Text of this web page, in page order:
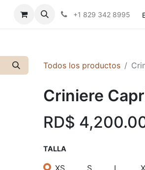
+1 829 342 8995
Todos los productos
Criniere
RD$
TALLA
XS S L